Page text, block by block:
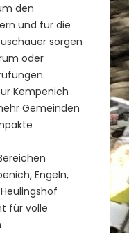
den
und für die
sorgen
oder
Kempenich
Gemeinden
Engeln,
für volle